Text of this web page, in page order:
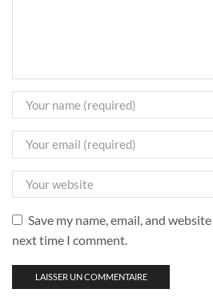
Save my name, email, and
next time I comment.